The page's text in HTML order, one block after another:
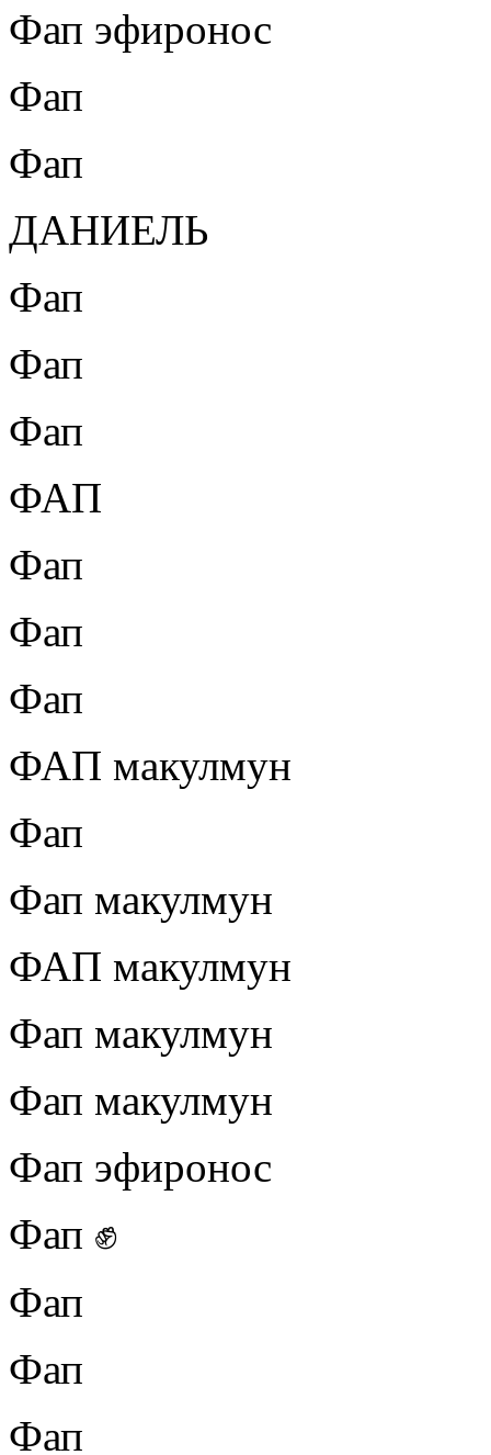
Фап эфиронос
Фап
Фап
ДАНИЕЛЬ
Фап
Фап
Фап
ФАП
Фап
Фап
Фап
ФАП макулмун
Фап
Фап макулмун
ФАП макулмун
Фап макулмун
Фап макулмун
Фап эфиронос
Фап ✊
Фап
Фап
Фап